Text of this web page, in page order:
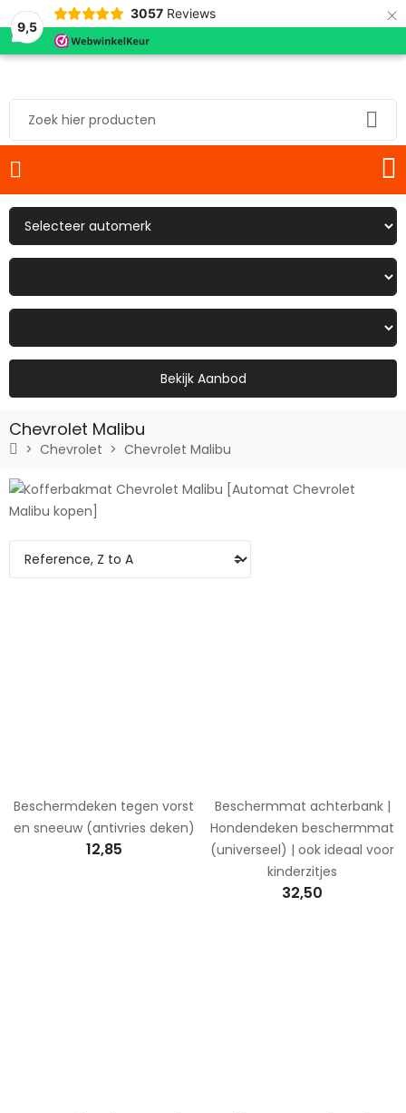
9,5
3057 Reviews ×
Bekijk Aanbod
Chevrolet Malibu
Chevrolet Chevrolet Malibu
Beschermdeken tegen vorst
en sneeuw (antivries deken)
12,85
Beschermmat achterbank |
Hondendeken beschermmat
(universeel) | ook ideaal voor
kinderzitjes
32,50